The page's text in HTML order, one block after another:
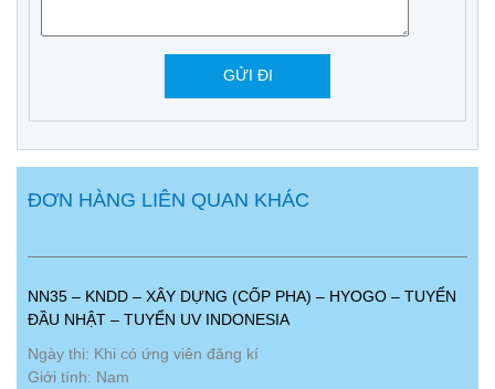
ĐƠN HÀNG LIÊN QUAN KHÁC
NN35 – KNDD – XÂY DỰNG (CỐP PHA) – HYOGO – TUYỂN
ĐẦU NHẬT – TUYỂN UV INDONESIA
Ngày thi: Khi có ứng viên đăng kí
Giới tính: Nam